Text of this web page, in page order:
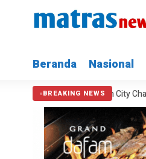
Beranda Nasional
BREAKING NEWS
APEX Green City Champion Award